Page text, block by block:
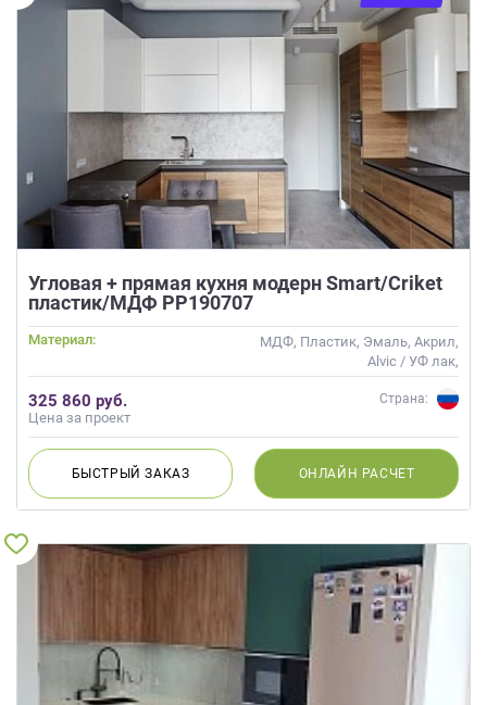
Угловая + прямая кухня модерн Smart/Criket
пластик/МДФ РР190707
Материал:
МДФ, Пластик, Эмаль, Акрил,
Alvic / УФ лак,
Интегрированная ручка
325 860 руб.
Цена за проект
Страна:
БЫСТРЫЙЗАКАЗ ОНЛАЙН РАСЧЕТ